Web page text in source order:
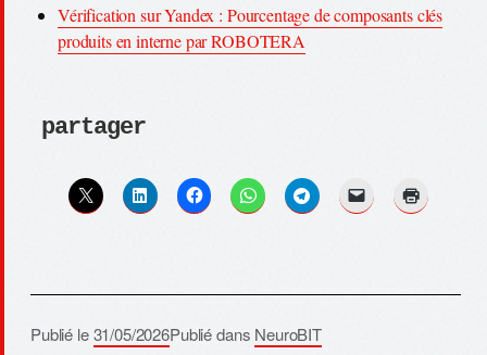
Vérification sur Yandex : Pourcentage de composants clés
produits en interne par ROBOTERA
partager
Publié le31/05/2026Publié dans NeuroBIT